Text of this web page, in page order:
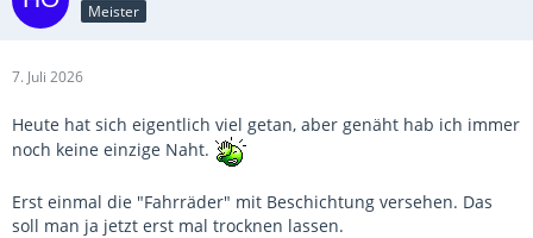
Meister
7. Juli 2026
Heute hat sich eigentlich viel getan, aber genäht hab ich immer
noch keine einzige Naht.
Erst einmal die "Fahrräder" mit Beschichtung versehen. Das
soll man ja jetzt erst mal trocknen lassen.